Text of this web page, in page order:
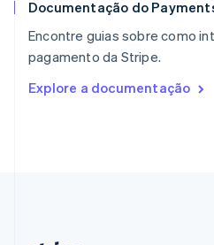
Documentação do
Encontre guias sobre como
pagamento da Stripe.
Explore a documentação
Reino Unido
República Tcheca
English
English